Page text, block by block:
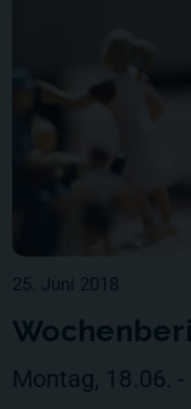
25. Juni 2018
Montag, 18.06.